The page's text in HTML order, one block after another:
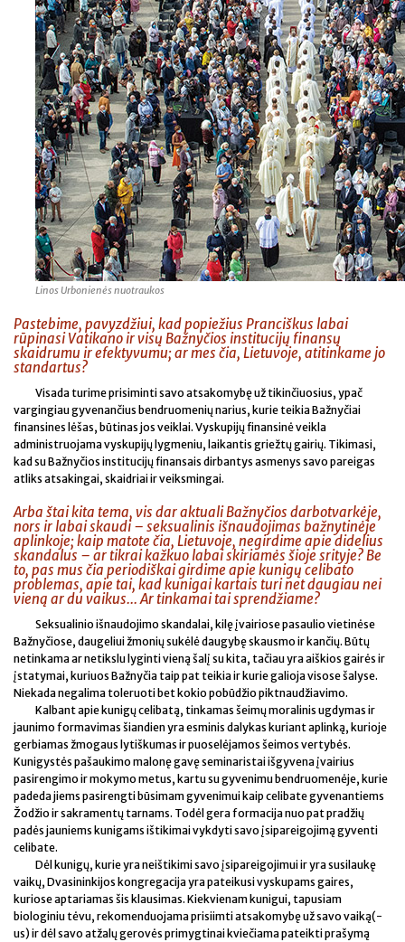
Linos Urbonienės nuotraukos
Pastebime, pavyzdžiui, kad popiežius Pranciškus labai
rūpinasi Vatikano ir visų Bažnyčios institucijų finansų
skaidrumu ir efektyvumu; ar mes čia, Lietuvoje, atitinkame jo
standartus?
Visada turime prisiminti savo atsakomybę už tikinčiuosius, ypač
vargingiau gyvenančius bendruomenių narius, kurie teikia Bažnyčiai
finansines lėšas, būtinas jos veiklai. Vyskupijų finansinė veikla
administruojama vyskupijų lygmeniu, laikantis griežtų gairių. Tikimasi,
kad su Bažnyčios institucijų finansais dirbantys asmenys savo pareigas
atliks atsakingai, skaidriai ir veiksmingai.
Arba štai kita tema, vis dar aktuali Bažnyčios darbotvarkėje,
nors ir labai skaudi – seksualinis išnaudojimas bažnytinėje
aplinkoje; kaip matote čia, Lietuvoje, negirdime apie didelius
skandalus – ar tikrai kažkuo labai skiriamės šioje srityje? Be
to, pas mus čia periodiškai girdime apie kunigų celibato
problemas, apie tai, kad kunigai kartais turi net daugiau nei
vieną ar du vaikus... Ar tinkamai tai sprendžiame?
Seksualinio išnaudojimo skandalai, kilę įvairiose pasaulio vietinėse
Bažnyčiose, daugeliui žmonių sukėlė daugybę skausmo ir kančių. Būtų
netinkama ar netikslu lyginti vieną šalį su kita, tačiau yra aiškios gairės ir
įstatymai, kuriuos Bažnyčia taip pat teikia ir kurie galioja visose šalyse.
Niekada negalima toleruoti bet kokio pobūdžio piktnaudžiavimo.
Kalbant apie kunigų celibatą, tinkamas šeimų moralinis ugdymas ir
jaunimo formavimas šiandien yra esminis dalykas kuriant aplinką, kurioje
gerbiamas žmogaus lytiškumas ir puoselėjamos šeimos vertybės.
Kunigystės pašaukimo malonę gavę seminaristai išgyvena įvairius
pasirengimo ir mokymo metus, kartu su gyvenimu bendruomenėje, kurie
padeda jiems pasirengti būsimam gyvenimui kaip celibate gyvenantiems
Žodžio ir sakramentų tarnams. Todėl gera formacija nuo pat pradžių
padės jauniems kunigams ištikimai vykdyti savo įsipareigojimą gyventi
celibate.
Dėl kunigų, kurie yra neištikimi savo įsipareigojimui ir yra susilaukę
vaikų, Dvasininkijos kongregacija yra pateikusi vyskupams gaires,
kuriose aptariamas šis klausimas. Kiekvienam kunigui, tapusiam
biologiniu tėvu, rekomenduojama prisiimti atsakomybę už savo vaiką(-
us) ir dėl savo atžalų gerovės primygtinai kviečiama pateikti prašymą